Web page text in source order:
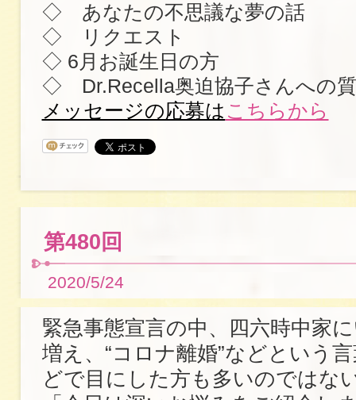
◇ あなたの不思議な夢の話
◇ リクエスト
◇ 6月お誕生日の方
◇ Dr.Recella奥迫協子さんへの
メッセージの応募は こちらから
第480回
2020/5/24
緊急事態宣言の中、四六時中家
増え、“コロナ離婚”などという
どで目にした方も多いのではな